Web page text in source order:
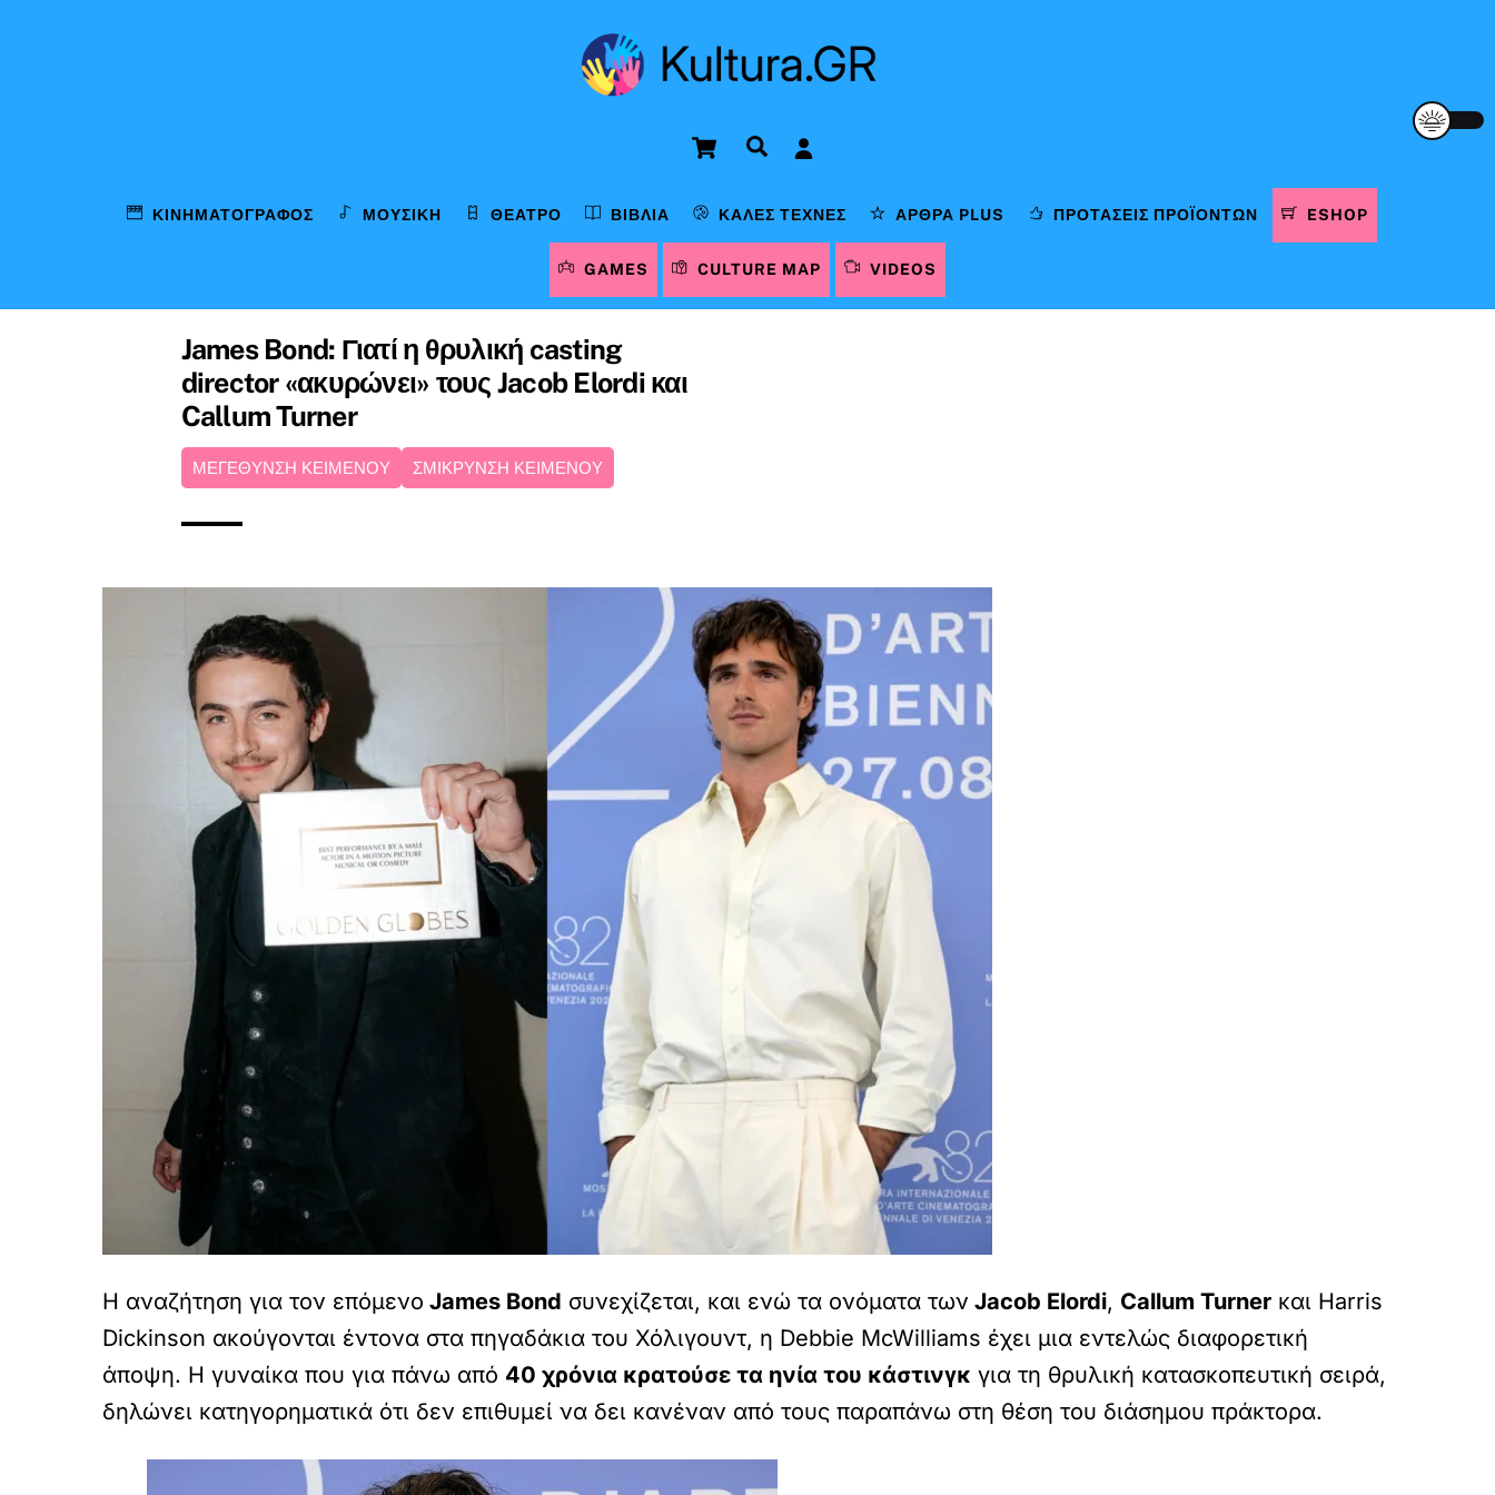
Cart Αναζήτηση
ΚΙΝΗΜΑΤΟΓΡΆΦΟΣ ΜΟΥΣΙΚΉ ΘΈΑΤΡΟ ΒΙΒΛΊΑ ΚΑΛΈΣ ΤΈΧΝΕΣ ΆΡΘΡΑ PLUS ΠΡΟΤΆΣΕΙΣ ΠΡΟΪΌΝΤΩΝ ESHOP
GAMES CULTURE MAP VIDEOS
James Bond: Γιατί η θρυλική casting
director «ακυρώνει» τους Jacob Elordi και
Callum Turner
ΜΕΓΕΘΥΝΣΗ ΚΕΙΜΕΝΟΥ ΣΜΙΚΡΥΝΣΗ ΚΕΙΜΕΝΟΥ
Η αναζήτηση για τον επόμενο James Bond συνεχίζεται, και ενώ τα ονόματα των Jacob Elordi, Callum Turner και Harris
Dickinson ακούγονται έντονα στα πηγαδάκια του Χόλιγουντ, η Debbie McWilliams έχει μια εντελώς διαφορετική
άποψη. Η γυναίκα που για πάνω από 40 χρόνια κρατούσε τα ηνία του κάστινγκ για τη θρυλική κατασκοπευτική σειρά,
δηλώνει κατηγορηματικά ότι δεν επιθυμεί να δει κανέναν από τους παραπάνω στη θέση του διάσημου πράκτορα.